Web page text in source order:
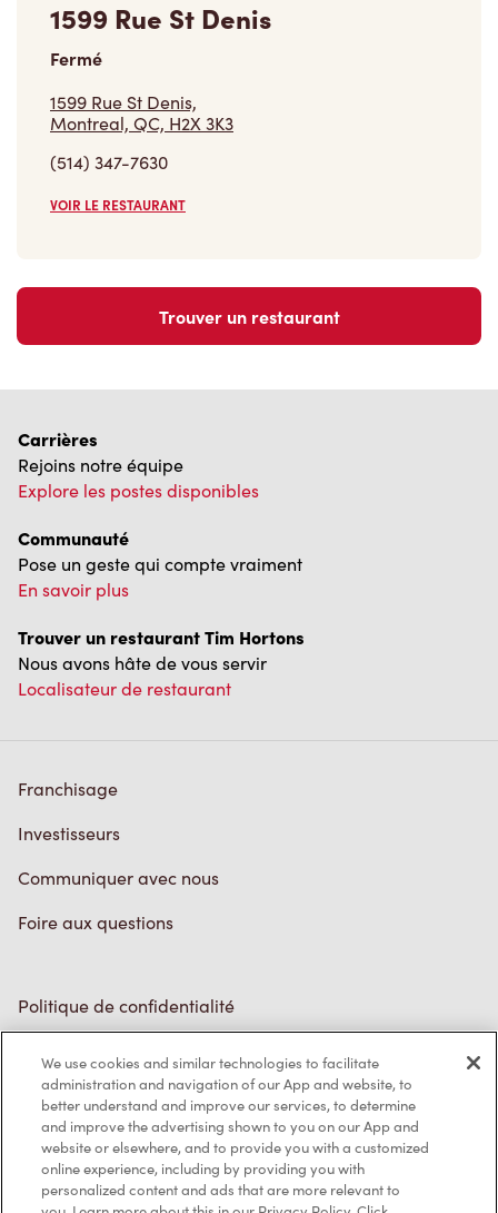
1599 Rue St Denis
Fermé
1599 Rue St Denis,
Montreal, QC, H2X 3K3
(514) 347-7630
VOIR LE RESTAURANT
Trouver un restaurant
Carrières
Rejoins notre équipe
Explore les postes disponibles
Communauté
Pose un geste qui compte vraiment
En savoir plus
Trouver un restaurant Tim Hortons
Nous avons hâte de vous servir
Localisateur de restaurant
Franchisage
Investisseurs
Communiquer avec nous
Foire aux questions
Politique de confidentialité
Marques de commerce
Accessibilité
Diagnostic
We use cookies and similar technologies to facilitate
administration and navigation of our App and website, to
better understand and improve our services, to determine
and improve the advertising shown to you on our App and
website or elsewhere, and to provide you with a customized
online experience, including by providing you with
personalized content and ads that are more relevant to